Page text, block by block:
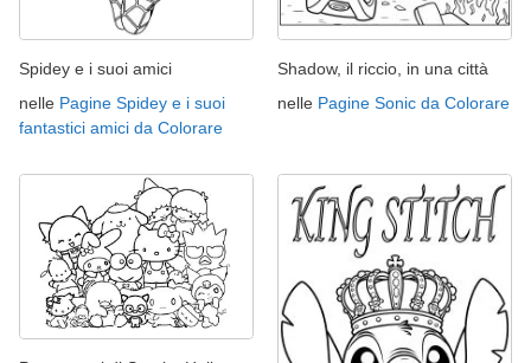
Spidey e i suoi amici
nelle Pagine Spidey e i suoi
fantastici amici da Colorare
Shadow, il riccio, in una città
nelle Pagine Sonic da Colorare